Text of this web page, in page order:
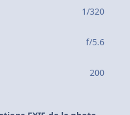
1/320
f/5.6
200